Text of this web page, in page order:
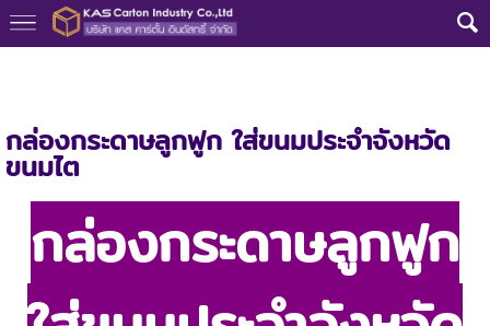
กล่องกระดาษลูกฟูก ใส่ขนมประจำจังหวัด
ขนมไต
กล่องกระดาษลูกฟูก